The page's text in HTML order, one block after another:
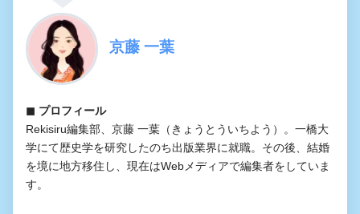
京藤 一葉
◼︎ プロフィール
Rekisiru編集部、京藤 一葉（きょうとういちよう）。一橋大
学にて歴史学を研究したのち出版業界に就職。その後、結婚
を境に地方移住し、現在はWebメディアで編集者をしていま
す。